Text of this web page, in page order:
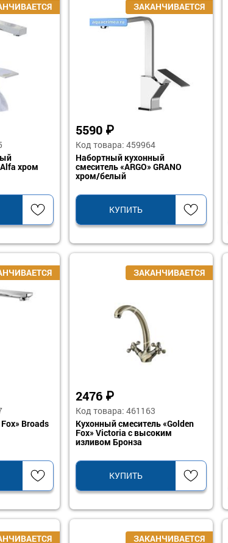
Alfa хром
5590 ₽
Код товара: 459964
Набортный кухонный
смеситель «ARGO» GRANO
хром/белый
КУПИТЬ
Broads
2476 ₽
Код товара: 461163
Кухонный смеситель «Golden
Fox» Victoria с высоким
изливом Бронза
КУПИТЬ